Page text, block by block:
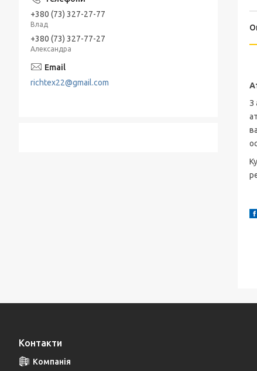
З
+380 (73) 327-27-77
Влад
+380 (73) 327-77-27
Александра
richtex22@gmail.com
Контакти